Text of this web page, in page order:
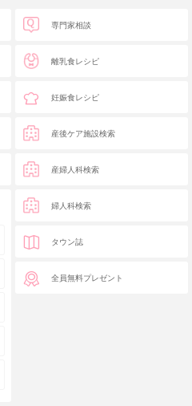
専門家相談
離乳食レシピ
妊娠食レシピ
産後ケア施設検索
産婦人科検索
婦人科検索
タウン誌
全員無料プレゼント